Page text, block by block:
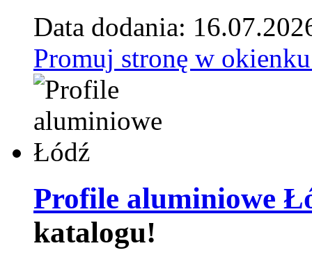
Data dodania:
Promuj stronę w
Profile aluminiowe
katalogu!